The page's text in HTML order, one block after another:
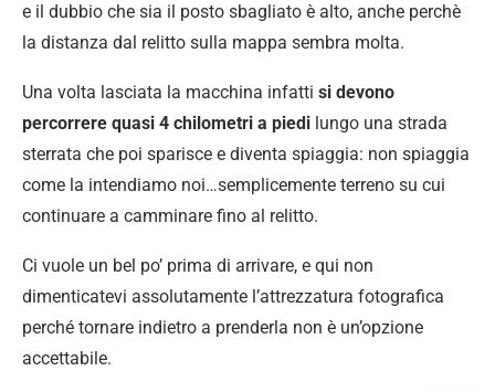
e il dubbio che sia il posto sbagliato è alto, anche perchè
la distanza dal relitto sulla mappa sembra molta.
Una volta lasciata la macchina infatti si devono
percorrere quasi 4 chilometri a piedi lungo una strada
sterrata che poi sparisce e diventa spiaggia: non spiaggia
come la intendiamo noi…semplicemente terreno su cui
continuare a camminare fino al relitto.
Ci vuole un bel po’ prima di arrivare, e qui non
dimenticatevi assolutamente l’attrezzatura fotografica
perché tornare indietro a prenderla non è un’opzione
accettabile.